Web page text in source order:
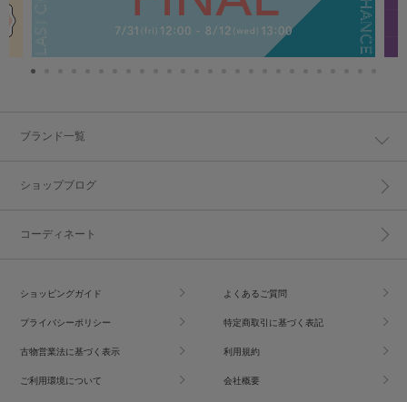
ブランド一覧
ショップブログ
コーディネート
ショッピングガイド よくあるご質問
プライバシーポリシー 特定商取引に基づく表記
古物営業法に基づく表示 利用規約
ご利用環境について 会社概要